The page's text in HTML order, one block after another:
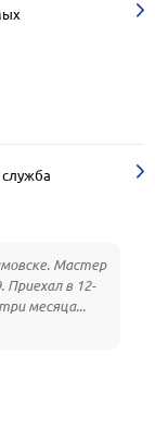
Мастер
Приехал в 12-
месяца...